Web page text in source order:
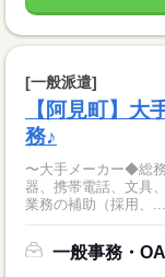
[一般派遣]
【阿見町】
務♪
〜大手メーカー◆総
器、携帯電話、文具
業務の補助（採用、...
一般事務・